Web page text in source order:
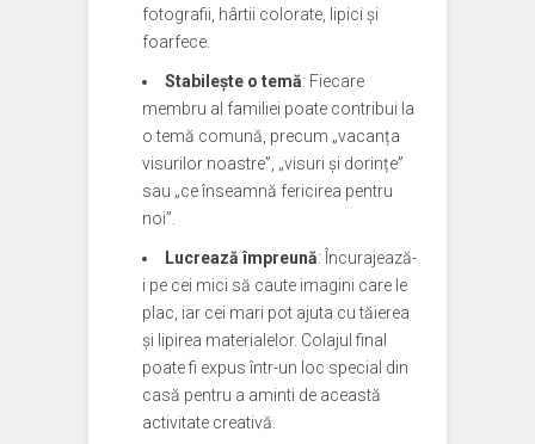
fotografii, hârtii colorate, lipici și
foarfece.
Stabilește o temă: Fiecare
membru al familiei poate contribui la
o temă comună, precum „vacanța
visurilor noastre”, „visuri și dorințe”
sau „ce înseamnă fericirea pentru
noi”.
Lucrează împreună: Încurajează-
i pe cei mici să caute imagini care le
plac, iar cei mari pot ajuta cu tăierea
și lipirea materialelor. Colajul final
poate fi expus într-un loc special din
casă pentru a aminti de această
activitate creativă.